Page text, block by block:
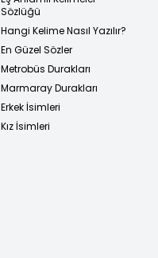
Sözlüğü
Hangi Kelime Nasıl Yazılır?
En Güzel Sözler
Metrobüs Durakları
Marmaray Durakları
Erkek İsimleri
Kız İsimleri